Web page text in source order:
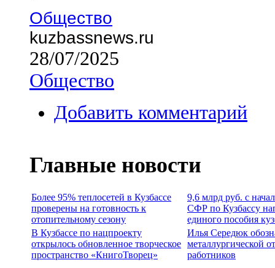
Общество
kuzbassnews.ru
28/07/2025
Общество
Добавить комментарий
Главные новости
Более 95% теплосетей в Кузбассе
проверены на готовность к
отопительному сезону
9,6 млрд руб. с
СФР по Кузбассу
единого пособия
В Кузбассе по нацпроекту
открылось обновленное творческое
пространство «КнигоТворец»
Илья Середюк
металлургической
работников